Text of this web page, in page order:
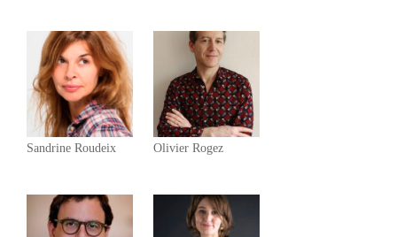
Sandrine Roudeix Olivier Rogez